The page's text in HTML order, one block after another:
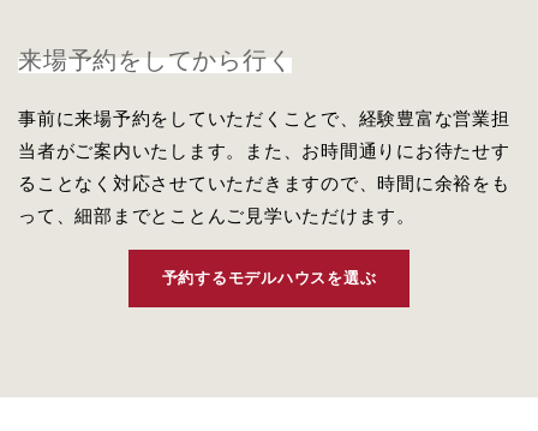
来場予約をしてから行く
事前に来場予約をしていただくことで、経験豊富な営業担
当者がご案内いたします。また、お時間通りにお待たせす
ることなく対応させていただきますので、時間に余裕をも
って、細部までとことんご見学いただけます。
予約するモデルハウスを選ぶ